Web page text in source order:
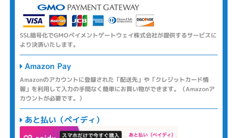
SSL暗号化でGMOペイメントゲートウェイ株式会社が提供するサービスに
より決済いたします。
Amazon Pay
Amazonのアカウントに登録された「配送先」や「クレジットカード情
報」を利用して入力の手間なく簡単にお買い物ができます。（Amazonア
カウントが必要です。）
あと払い（ペイディ）